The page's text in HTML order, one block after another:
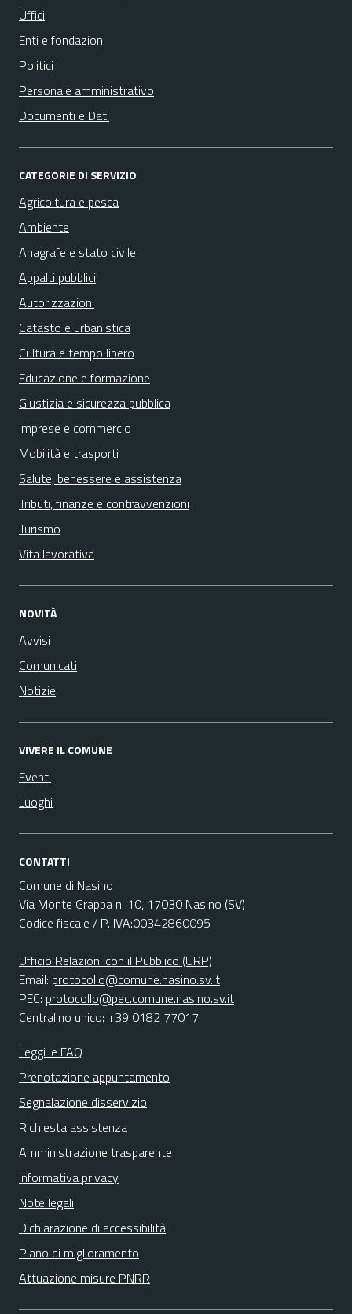
Uffici
Enti e fondazioni
Politici
Personale amministrativo
Documenti e Dati
CATEGORIE DI SERVIZIO
Agricoltura e pesca
Ambiente
Anagrafe e stato civile
Appalti pubblici
Autorizzazioni
Catasto e urbanistica
Cultura e tempo libero
Educazione e formazione
Giustizia e sicurezza pubblica
Imprese e commercio
Mobilità e trasporti
Salute, benessere e assistenza
Tributi, finanze e contravvenzioni
Turismo
Vita lavorativa
NOVITÀ
Avvisi
Comunicati
Notizie
VIVERE IL COMUNE
Eventi
Luoghi
CONTATTI
Comune di Nasino
Via Monte Grappa n. 10, 17030 Nasino (SV)
Codice fiscale / P. IVA:00342860095
Ufficio Relazioni con il Pubblico (URP)
Email: protocollo@comune.nasino.sv.it
PEC: protocollo@pec.comune.nasino.sv.it
Centralino unico: +39 0182 77017
Leggi le FAQ
Prenotazione appuntamento
Segnalazione disservizio
Richiesta assistenza
Amministrazione trasparente
Informativa privacy
Note legali
Dichiarazione di accessibilità
Piano di miglioramento
Attuazione misure PNRR